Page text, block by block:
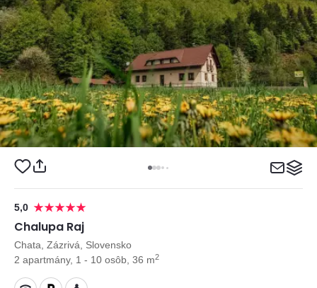
5,0
Chalupa Raj
Chata, Zázrivá, Slovensko
2 apartmány, 1 - 10 osôb, 36 m2